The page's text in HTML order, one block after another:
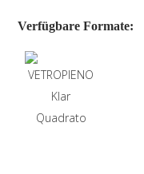
um so die gewünschte
Im Vergleich zum
den Raum der Zimmer
Verfügbare Formate: